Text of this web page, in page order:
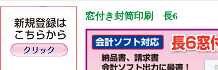
窓付き封筒印刷 長6